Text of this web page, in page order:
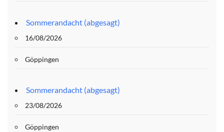
Sommerandacht (abgesagt)
16/08/2026
Göppingen
Sommerandacht (abgesagt)
23/08/2026
Göppingen